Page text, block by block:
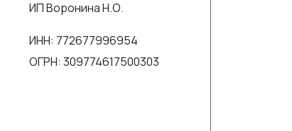
ИП Воронина Н.О.
ИНН: 772677996954
ОГРН: 309774617500303